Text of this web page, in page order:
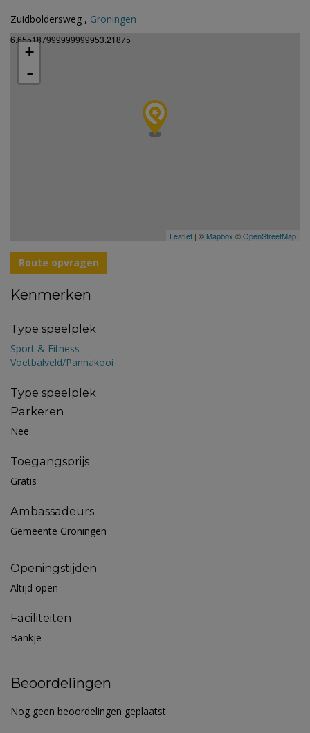
Zuidboldersweg , Groningen
6.655187999999999953.21875
+
-
Leaflet | © Mapbox ©OpenStreetMap
Route opvragen
Kenmerken
Type speelplek
Sport & Fitness
Voetbalveld/Pannakooi
Type speelplek
Parkeren
Nee
Toegangsprijs
Gratis
Ambassadeurs
Gemeente Groningen
Openingstijden
Altijd open
Faciliteiten
Bankje
Beoordelingen
Nog geen beoordelingen geplaatst